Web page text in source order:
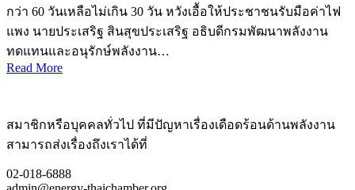
กว่า 60 วันเหลือไม่เกิน 30 วัน หวังเอื้อให้ประชาชนรับมือค่าไฟ
แพง นายประเสริฐ สินสุขประเสริฐ อธิบดีกรมพัฒนาพลังงาน
ทดแทนและอนุรักษ์พลังงาน…
Read More
สมาชิกหรือบุคคลทั่วไป ที่มีปัญหาเรื่องเดือดร้อนด้านพลังงาน
สามารถส่งเรื่องถึงเราได้ที่
02-018-6888